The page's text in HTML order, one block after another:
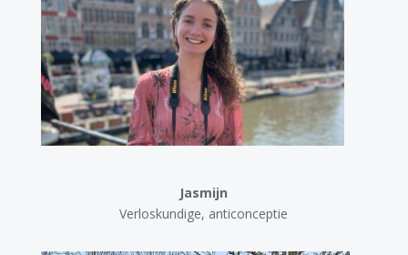
Jasmijn
Verloskundige, anticonceptie